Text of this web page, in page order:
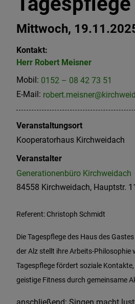
Mittwoch,
Referent: Christoph Schmidt
Die Tagespflege des Haus des
der Alz stellt ihre Arbeits-Philosophie
Tagespflege fördert soziale
geistige Fitness durch gemeinsame
Kontakt:
Herr Robert Meisner
Mobil: 0152 – 08 42 73 51
E-Mail:
Veranstaltungsort
Kooperatorhaus Kirchweidach
Veranstalter
Generationenbüro Kirchweidach
84558 Kirchweidach, Hauptstr. 11